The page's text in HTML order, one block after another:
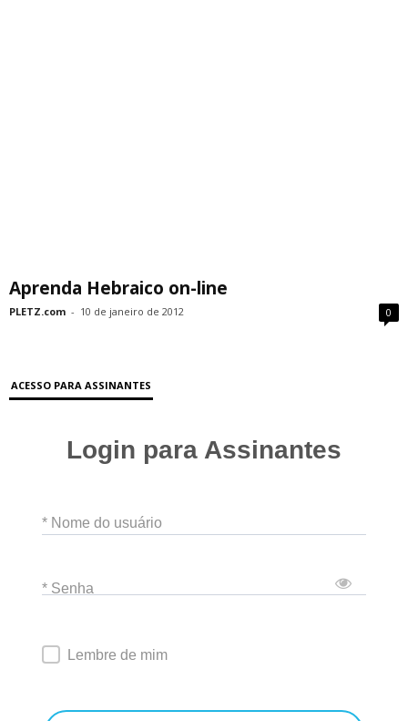
Aprenda Hebraico on-line
PLETZ.com - 10 de janeiro de 2012 0
ACESSO PARA ASSINANTES
Login para Assinantes
* Nome do usuário
* Senha
Lembre de mim